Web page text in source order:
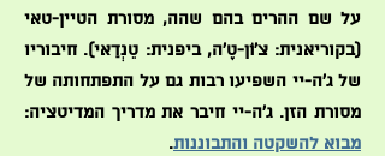
על שם ההרים בהם שהה, מסורת הטיין-טאי
(בקוריאנית: צ'וֹן-טֶ'ה, ביפנית: טֵנְדַאי). חיבוריו
של ג'ה-יי השפיעו רבות גם על התפתחותה של
מסורת הזן. ג'ה-יי חיבר את מדריך המדיטציה:
מבוא להשקטה והתבוננות.